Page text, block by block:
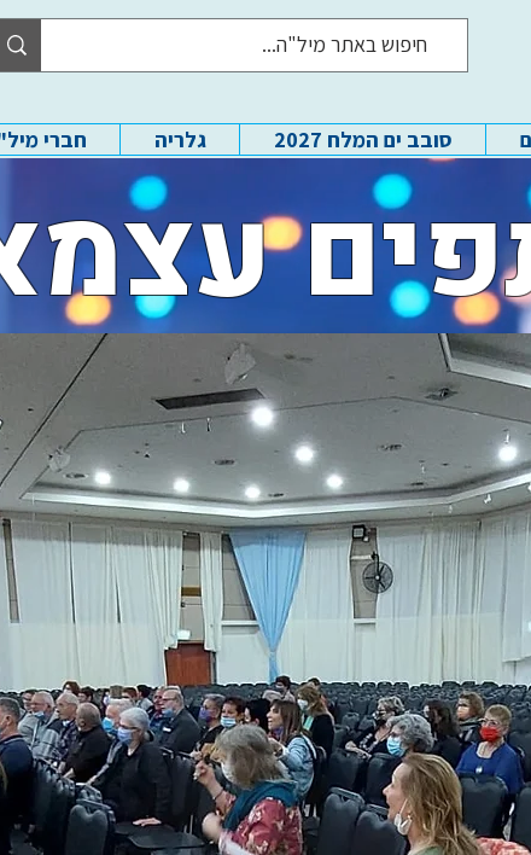
סובב ים המלח 2027 גלריה חברי